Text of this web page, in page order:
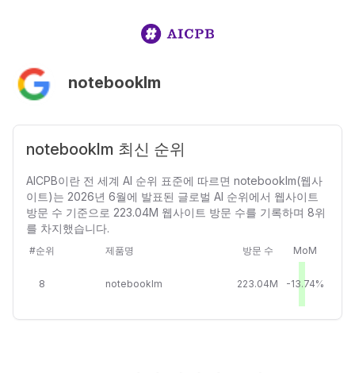
notebooklm
notebooklm 최신 순위
AICPB이란 전 세계 AI 순위 표준에 따르면 notebooklm(웹사
이트)는 2026년 6월에 발표된 글로벌 AI 순위에서 웹사이트
방문 수 기준으로 223.04M 웹사이트 방문 수를 기록하며 8위
를 차지했습니다.
#순위 제품명 방문 수 MoM
8 notebooklm 223.04M -13.74%